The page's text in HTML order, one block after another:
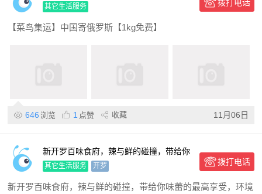
其它生活服务 拨打电话
【菜鸟集运】中国寄俄罗斯【1kg免费】
646 浏览 1 点赞 收藏 11月06日
新开罗百味食府，辣与鲜的碰撞，带给你
味蕾的最高享受，环境温馨，让您拥有轻
松惬意的就餐体验
其它生活服务 开罗 拨打电话
新开罗百味食府，辣与鲜的碰撞，带给你味蕾的最高享受，环境